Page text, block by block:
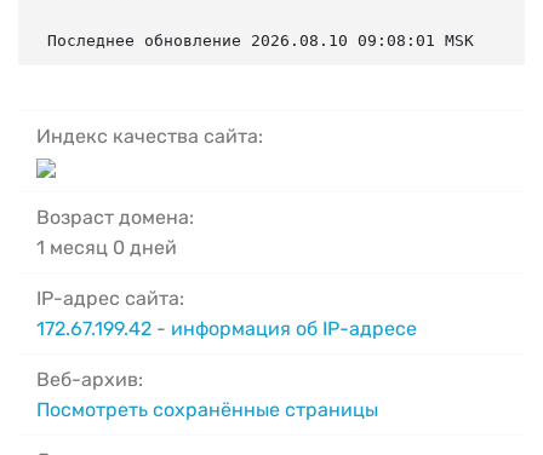
Последнее обновление 2026.08.10 09:08:01 MSK
Индекс качества сайта:
Возраст домена:
1 месяц 0 дней
IP-адрес сайта:
172.67.199.42 - информация об IP-адресе
Веб-архив:
Посмотреть сохранённые страницы